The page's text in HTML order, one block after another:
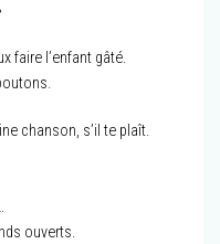
faire l’enfant gâté.
chanson, s’il te plaît.
ouverts.